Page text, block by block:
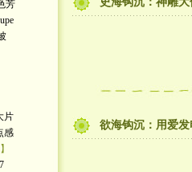
芳
片
感
欲海钩沉：用爱